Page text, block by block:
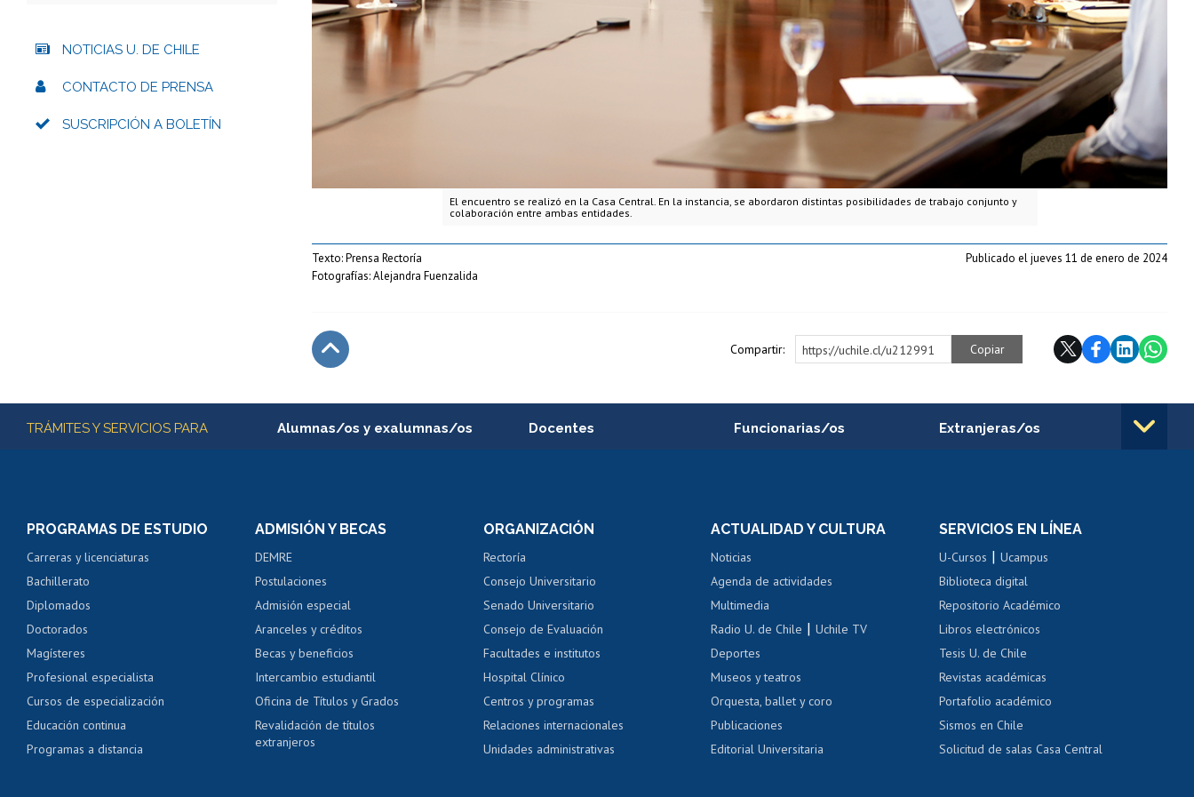
El encuentro se realizó en la Casa Central. En la instancia, se abordaron distintas posibilidades de trabajo conjunto y
colaboración entre ambas entidades.
Texto: Prensa Rectoría
Fotografías: Alejandra Fuenzalida
Publicado el jueves 11 de enero de 2024
Compartir: https://uchile.cl/u212991 Copiar
NOTICIAS U. DE CHILE
CONTACTO DE PRENSA
SUSCRIPCIÓN A BOLETÍN
Más información
TRÁMITES Y SERVICIOS PARA Alumnas/os y exalumnas/os
Consulta y certificado de notas
Servicio médico y dental
Pago de arancel y crédito alumnos
Pago de arancel y crédito exalumnos
Certificado de títulos y grados
Docentes
Perfeccionamiento
Evaluación docente
Calificación académica
Postulación al AUCAI
Funcionarias/os
Portal de movilidad interna
Certificado de renta
Certificado de renta
Gestión de correo uchile
Extranjeras/os
Movilidad Estudiantil
Cursos de español
Acoso laboral, sexual y violencia
PROGRAMAS DE ESTUDIO
Carreras y licenciaturas
Bachillerato
Diplomados
Doctorados
Magísteres
Profesional especialista
Cursos de especialización
Educación continua
Programas a distancia
ADMISIÓN Y BECAS
DEMRE
Postulaciones
Admisión especial
Aranceles y créditos
Becas y beneficios
Intercambio estudiantil
Oficina de Títulos y Grados
Revalidación de títulos
extranjeros
ORGANIZACIÓN
Rectoría
Consejo Universitario
Senado Universitario
Consejo de Evaluación
Facultades e institutos
Hospital Clínico
Centros y programas
Relaciones internacionales
Unidades administrativas
ACTUALIDAD Y CULTURA
Noticias
Agenda de actividades
Multimedia
Radio U. de Chile |Uchile TV
Deportes
Museos y teatros
Orquesta, ballet y coro
Publicaciones
Editorial Universitaria
SERVICIOS EN LÍNEA
U-Cursos |Ucampus
Biblioteca digital
Repositorio Académico
Libros electrónicos
Tesis U. de Chile
Revistas académicas
Portafolio académico
Sismos en Chile
Solicitud de salas Casa Central